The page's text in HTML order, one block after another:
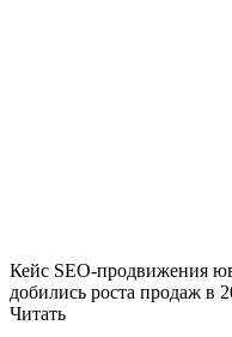
Кейс SEO-продвижения
добились роста продаж в
Читать